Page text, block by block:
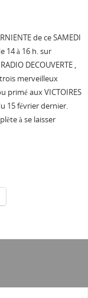
de ce SAMEDI
14 à 16 h. sur
DECOUVERTE ,
merveilleux
primé aux VICTOIRES
15 février dernier.
à se laisser